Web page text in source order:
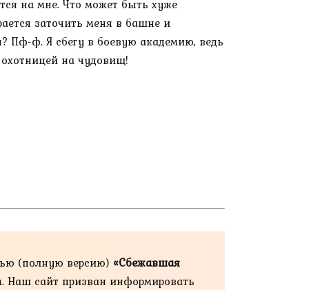
на мне. Что может быть хуже
заточить меня в башне и
Пф-ф. Я сбегу в боевую академию, ведь
на чудовищ!
(полную версию) «Сбежавшая
Наш сайт призван информировать